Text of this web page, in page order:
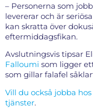
– Personerna som
levererar och är
kan skratta över
eftermiddagsfikan.
Avslutningsvis tipsar
Falloumi som ligger
som gillar falafel
Vill du också jobba
tjänster.